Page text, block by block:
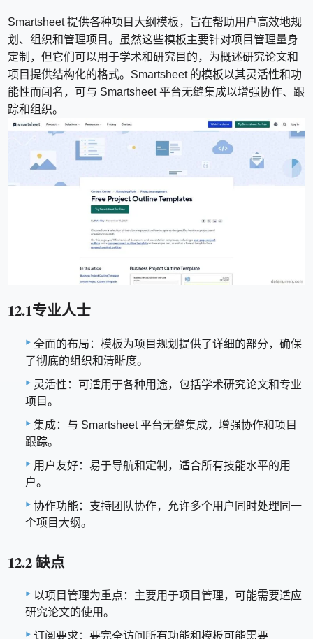
Smartsheet 提供各种项目大纲模板，旨在帮助用户高效地规
划、组织和管理项目。虽然这些模板主要针对项目管理量身
定制，但它们可以用于学术和研究目的，为概述研究论文和
项目提供结构化的格式。Smartsheet 的模板以其灵活性和功
能性而闻名，可与 Smartsheet 平台无缝集成以增强协作、跟
踪和组织。
12.1专业人士
全面的布局：模板为项目规划提供了详细的部分，确保
了彻底的组织和清晰度。
灵活性：可适用于各种用途，包括学术研究论文和专业
项目。
集成：与 Smartsheet 平台无缝集成，增强协作和项目
跟踪。
用户友好：易于导航和定制，适合所有技能水平的用
户。
协作功能：支持团队协作，允许多个用户同时处理同一
个项目大纲。
12.2 缺点
以项目管理为重点：主要用于项目管理，可能需要适应
研究论文的使用。
订阅要求：要完全访问所有功能和模板可能需要